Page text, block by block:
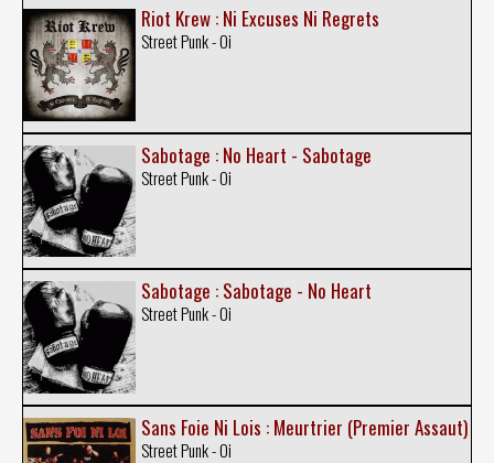
Riot Krew : Ni Excuses Ni Regrets
Street Punk - Oi
Sabotage : No Heart - Sabotage
Street Punk - Oi
Sabotage : Sabotage - No Heart
Street Punk - Oi
Sans Foie Ni Lois : Meurtrier (Premier Assaut)
Street Punk - Oi